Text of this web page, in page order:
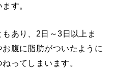
す。
あり、2日～3日以上ま
腹に脂肪がついたように
ってしまいます。